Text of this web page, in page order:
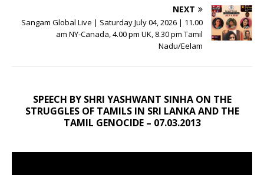
NEXT
Sangam Global Live | Saturday July 04, 2026 | 11.00
am NY-Canada, 4.00 pm UK, 8.30 pm Tamil
Nadu/Eelam
SPEECH BY SHRI YASHWANT SINHA ON THE
STRUGGLES OF TAMILS IN SRI LANKA AND THE
TAMIL GENOCIDE – 07.03.2013